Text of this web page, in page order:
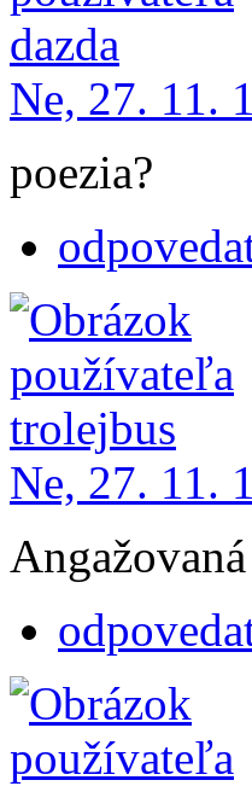
Ne, 27. 11.
poezia?
Ne, 27. 11.